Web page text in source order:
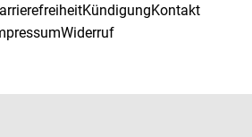
KündigungKontakt
Widerruf